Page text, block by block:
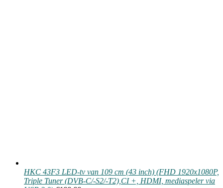
HKC 43F3 LED-tv van 109 cm (43 inch) (FHD 1920x1080P,
Triple Tuner (DVB-C/-S2/-T2),CI +, HDMI, mediaspeler via